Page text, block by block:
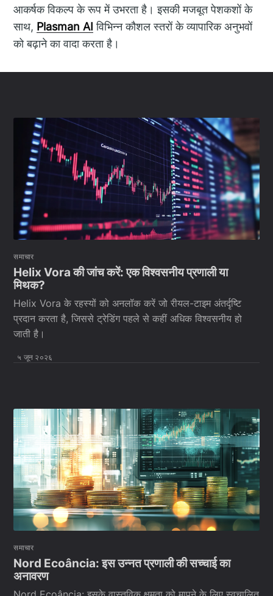
आकर्षक विकल्प के रूप में उभरता है। इसकी मजबूत पेशकशों के
साथ, Plasman AI विभिन्न कौशल स्तरों के व्यापारिक अनुभवों
को बढ़ाने का वादा करता है।
समाचार
Helix Vora की जांच करें: एक विश्वसनीय प्रणाली या
मिथक?
Helix Vora के रहस्यों को अनलॉक करें जो रीयल-टाइम अंतर्दृष्टि
प्रदान करता है, जिससे ट्रेडिंग पहले से कहीं अधिक विश्वसनीय हो
जाती है।
५ जून २०२६
समाचार
Nord Ecoância: इस उन्नत प्रणाली की सच्चाई का
अनावरण